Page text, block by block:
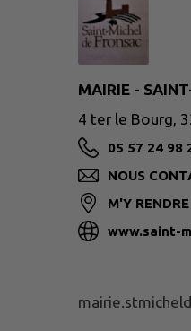
MAIRIE -
4 ter le Bourg,
05 57 24 98
NOUS
M'Y RENDRE
www.saint-